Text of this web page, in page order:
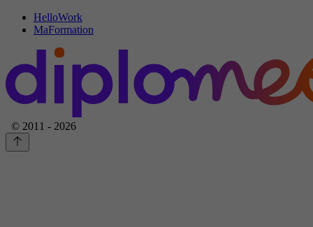
HelloWork
MaFormation
© 2011 - 2026